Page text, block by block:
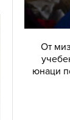
От
юнаци